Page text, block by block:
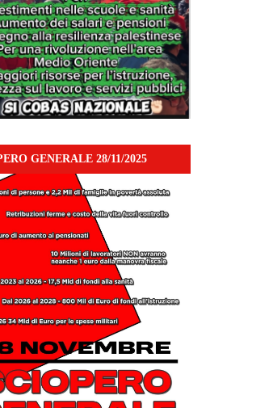
GENERALE 28/11/2025